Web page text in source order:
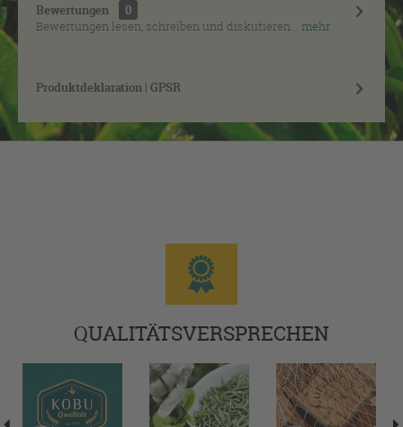
Bewertungen
0
Bewertungen lesen, schreiben und diskutieren... mehr
Produktdeklaration | GPSR
QUALITÄTSVERSPRECHEN